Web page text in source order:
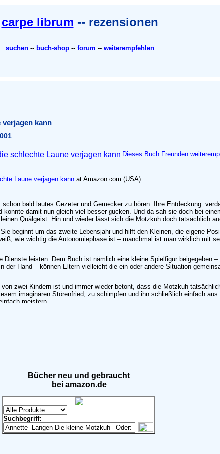
carpe librum -- rezensionen
suchen-- buch-shop-- forum -- weiterempfehlen
verjagen kann
Dieses Buch Freunden
Laune verjagen kann at Amazon.com (USA)
bald lautes Gezeter und Gemecker zu hören. Ihre Entdeckung
damit nun gleich viel besser gucken. Und da sah sie doch bei
Quälgeist. Hin und wieder lässt sich die Motzkuh doch tatsächlich
beginnt um das zweite Lebensjahr und hilft den Kleinen, die eigene
wie wichtig die Autonomiephase ist – manchmal ist man wirklich mit
leisten. Dem Buch ist nämlich eine kleine Spielfigur beigegeben
der Hand – können Eltern vielleicht die ein oder andere Situation
zwei Kindern ist und immer wieder betont, dass die Motzkuh
imaginären Störenfried, zu schimpfen und ihn schließlich einfach
meistern.
Bücher neu und gebraucht
bei amazon.de
Suchbegriff: